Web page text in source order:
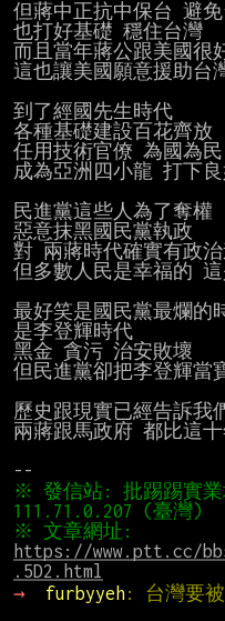
但蔣中正抗中保台 避
也打好基礎 穩住台灣
而且當年蔣公跟美國很
這也讓美國願意援助台
到了經國先生時代
各種基礎建設百花齊放
任用技術官僚 為國為民
成為亞洲四小龍 打下
民進黨這些人為了奪權
惡意抹黑國民黨執政
對 兩蔣時代確實有政
但多數人民是幸福的
最好笑是國民黨最爛的
是李登輝時代
黑金 貪污 治安敗壞
但民進黨卻把李登輝當
歷史跟現實已經告訴我
兩蔣跟馬政府 都比這
※ 發信站: 批踢踢實
https://www.ptt.cc/
.5D2.html
→
furbyyeh: 台灣要